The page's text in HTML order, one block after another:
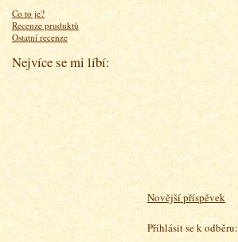
Co to je?
Recenze pruduktů
Ostatní recenze
Nejvíce se mi líbí:
Novější příspěvek
Přihlásit se k odběru: